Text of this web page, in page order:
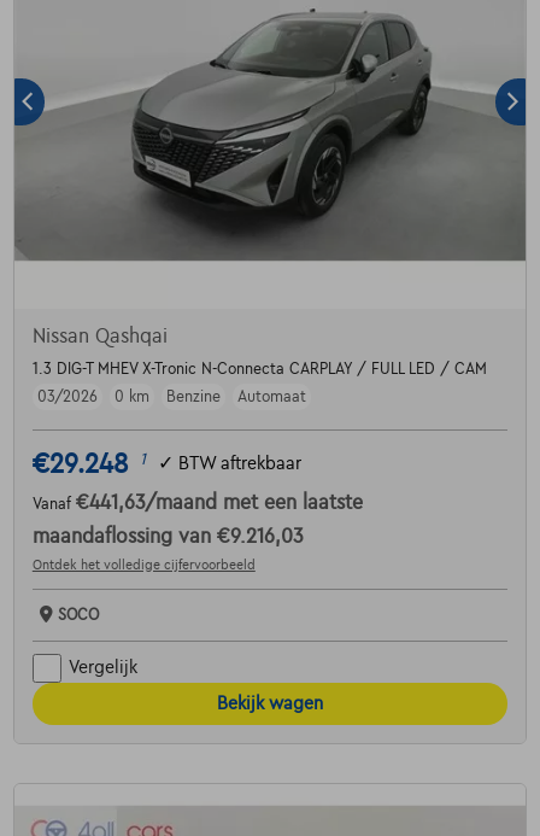
Nissan Qashqai
1.3 DIG-T MHEV X-Tronic N-Connecta CARPLAY / FULL LED / CAM
03/2026
0 km Benzine Automaat
€29.248 1 ✓ BTW aftrekbaar
Vanaf €441,63/maand met een laatste
maandaflossing van €9.216,03
Ontdek het volledige cijfervoorbeeld
SOCO
Vergelijk
Bekijk wagen